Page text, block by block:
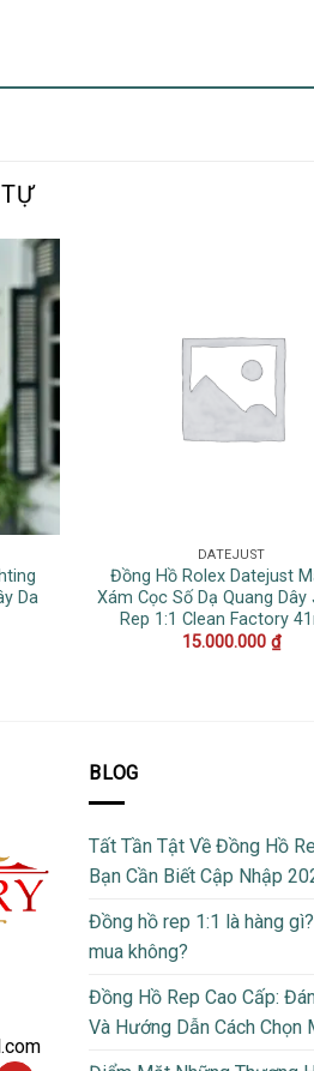
Da
DATEJUST
Đồng Hồ Rolex Datejust
Xám Cọc Số Dạ Quang Dây
Rep 1:1 Clean Factory
15.000.000₫
BLOG
Tất Tần Tật Về Đồng Hồ
Bạn Cần Biết Cập Nhập
Đồng hồ rep 1:1 là hàng
mua không?
Đồng Hồ Rep Cao Cấp:
Và Hướng Dẫn Cách Chọn